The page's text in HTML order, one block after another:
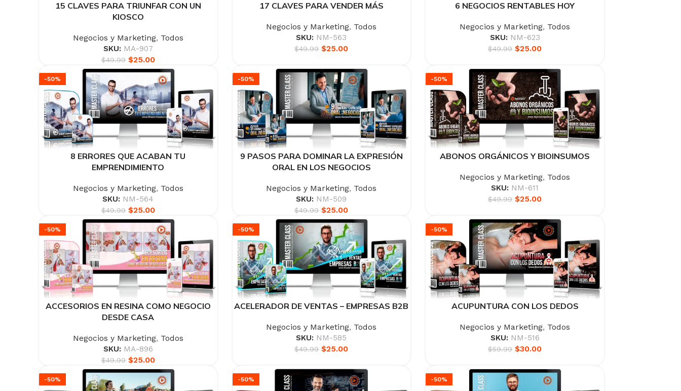
15 CLAVES PARA TRIUNFAR CON UN
KIOSCO
Negocios y Marketing, Todos
SKU: MA-907
$49.99 $25.00
17 CLAVES PARA VENDER MÁS
Negocios y Marketing, Todos
SKU: NM-563
$49.99 $25.00
6 NEGOCIOS RENTABLES HOY
Negocios y Marketing, Todos
SKU: NM-623
$49.99 $25.00
-50%
8 ERRORES QUE ACABAN TU
EMPRENDIMIENTO
Negocios y Marketing, Todos
SKU: NM-564
$49.99 $25.00
-50%
9 PASOS PARA DOMINAR LA EXPRESIÓN
ORAL EN LOS NEGOCIOS
Negocios y Marketing, Todos
SKU: NM-509
$49.99 $25.00
-50%
ABONOS ORGÁNICOS Y BIOINSUMOS
Negocios y Marketing, Todos
SKU: NM-611
$49.99 $25.00
-50%
ACCESORIOS EN RESINA COMO NEGOCIO
DESDE CASA
Negocios y Marketing, Todos
SKU: MA-896
$49.99 $25.00
-50%
ACELERADOR DE VENTAS – EMPRESAS B2B
Negocios y Marketing, Todos
SKU: NM-585
$49.99 $25.00
-50%
ACUPUNTURA CON LOS DEDOS
Negocios y Marketing, Todos
SKU: NM-516
$59.99 $30.00
-50% -50% -50%